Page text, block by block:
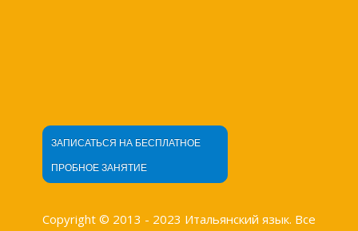
ЗАПИСАТЬСЯ НА БЕСПЛАТНОЕ
ПРОБНОЕ ЗАНЯТИЕ
Copyright © 2013 - 2023 Итальянский язык. Все